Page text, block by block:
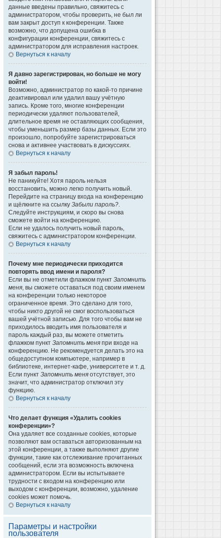
данные введены правильно, свяжитесь с
администратором, чтобы проверить, не был ли
вам закрыт доступ к конференции. Также
возможно, что допущена ошибка в
конфигурации конференции, свяжитесь с
администратором для исправления настроек.
Вернуться к началу
Я давно зарегистрирован, но больше не могу
войти!
Возможно, администратор по какой-то причине
деактивировал или удалил вашу учётную
запись. Кроме того, многие конференции
периодически удаляют пользователей,
длительное время не оставляющих сообщения,
чтобы уменьшить размер базы данных. Если это
произошло, попробуйте зарегистрироваться
снова и активнее участвовать в дискуссиях.
Вернуться к началу
Я забыл пароль!
Не паникуйте! Хотя пароль нельзя
восстановить, можно легко получить новый.
Перейдите на страницу входа на конференцию
и щёлкните на ссылку Забыли пароль?.
Следуйте инструкциям, и скоро вы снова
сможете войти на конференцию.
Если не удалось получить новый пароль,
свяжитесь с администратором конференции.
Вернуться к началу
Почему мне периодически приходится
повторять ввод имени и пароля?
Если вы не отметили флажком пункт Запомнить
меня, вы сможете оставаться под своим именем
на конференции только некоторое
ограниченное время. Это сделано для того,
чтобы никто другой не смог воспользоваться
вашей учётной записью. Для того чтобы вам не
приходилось вводить имя пользователя и
пароль каждый раз, вы можете отметить
флажком пункт Запомнить меня при входе на
конференцию. Не рекомендуется делать это на
общедоступном компьютере, например в
библиотеке, интернет-кафе, университете и т. д.
Если пункт Запомнить меня отсутствует, это
значит, что администратор отключил эту
функцию.
Вернуться к началу
Что делает функция «Удалить cookies
конференции»?
Она удаляет все созданные cookies, которые
позволяют вам оставаться авторизованным на
этой конференции, а также выполняют другие
функции, такие как отслеживание прочитанных
сообщений, если эта возможность включена
администратором. Если вы испытываете
трудности с входом на конференцию или
выходом с конференции, возможно, удаление
cookies может помочь.
Вернуться к началу
Параметры и настройки
пользователя